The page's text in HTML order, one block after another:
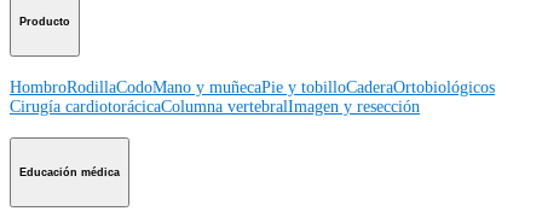
Producto
HombroRodillaCodoMano y muñecaPie y tobilloCaderaOrtobiológicos
Cirugía cardiotorácicaColumna vertebralImagen y resección
Educación médica